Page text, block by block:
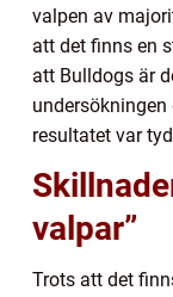
valpen av
att det finns en
att Bulldogs är
resultatet var
valpar”
Trots att det